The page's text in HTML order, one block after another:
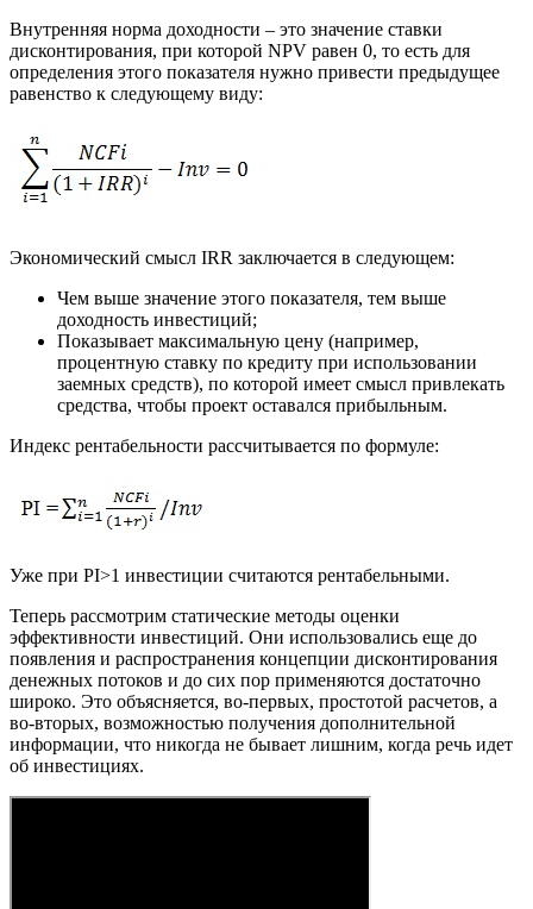
Внутренняя норма доходности – это значение ставки
дисконтирования, при которой NPV равен 0, то есть для
определения этого показателя нужно привести предыдущее
равенство к следующему виду:
Экономический смысл IRR заключается в следующем:
Чем выше значение этого показателя, тем выше
доходность инвестиций;
Показывает максимальную цену (например,
процентную ставку по кредиту при использовании
заемных средств), по которой имеет смысл привлекать
средства, чтобы проект оставался прибыльным.
Индекс рентабельности рассчитывается по формуле:
Уже при PI>1 инвестиции считаются рентабельными.
Теперь рассмотрим статические методы оценки
эффективности инвестиций. Они использовались еще до
появления и распространения концепции дисконтирования
денежных потоков и до сих пор применяются достаточно
широко. Это объясняется, во-первых, простотой расчетов, а
во-вторых, возможностью получения дополнительной
информации, что никогда не бывает лишним, когда речь идет
об инвестициях.